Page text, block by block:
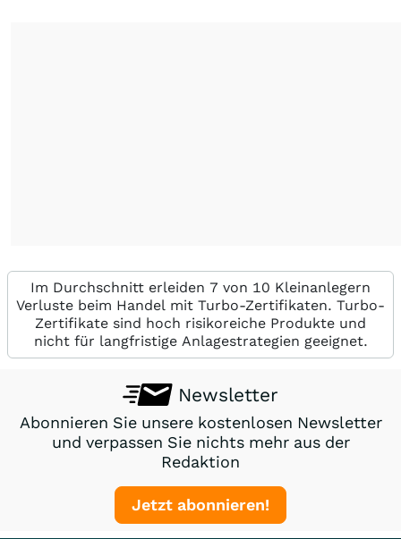
Im Durchschnitt erleiden 7 von 10 Kleinanlegern
Verluste beim Handel mit Turbo-Zertifikaten. Turbo-
Zertifikate sind hoch risikoreiche Produkte und
nicht für langfristige Anlagestrategien geeignet.
Newsletter
Abonnieren Sie unsere kostenlosen Newsletter
und verpassen Sie nichts mehr aus der
Redaktion
Jetzt abonnieren!